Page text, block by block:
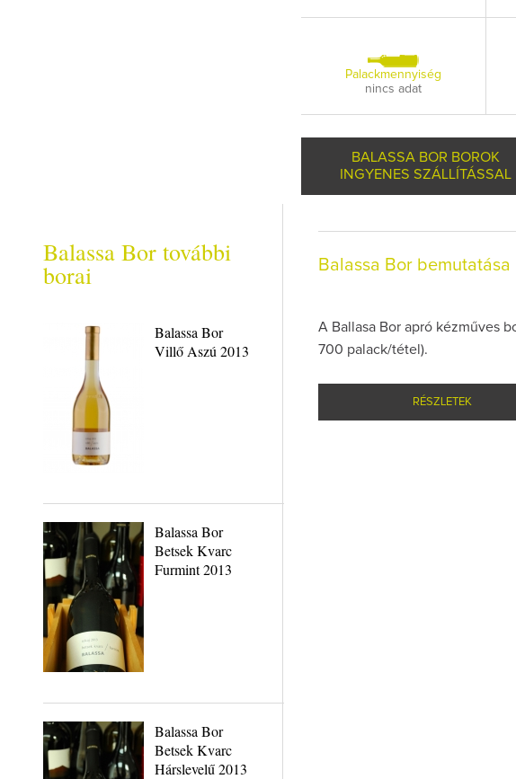
Palackmennyiség
nincs adat
BALASSA BOR BOROK
INGYENES SZÁLLÍTÁSSAL
Balassa Bor további
borai
Balassa Bor
Villő Aszú 2013
Balassa Bor
Betsek Kvarc
Furmint 2013
Balassa Bor
Betsek Kvarc
Hárslevelű 2013
Balassa Bor bemutatása
A Ballasa Bor apró kézműves
700 palack/tétel).
RÉSZLETEK